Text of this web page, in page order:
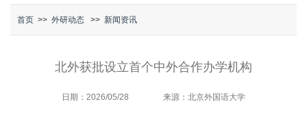
首页 >> 外研动态 >> 新闻资讯
北外获批设立首个中外合作办学机构
日期：2026/05/28 来源：北京外国语大学